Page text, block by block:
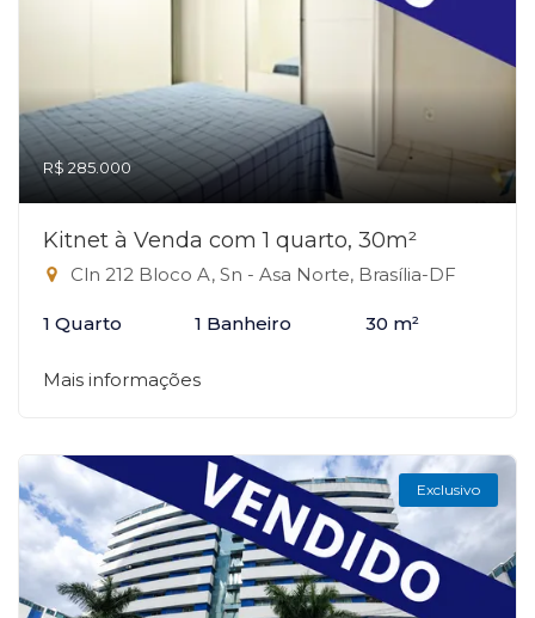
R$ 285.000
Kitnet à Venda com 1 quarto, 30m²
Cln 212 Bloco A, Sn - Asa Norte, Brasília-DF
1 Quarto 1 Banheiro 30 m²
Mais informações
Exclusivo